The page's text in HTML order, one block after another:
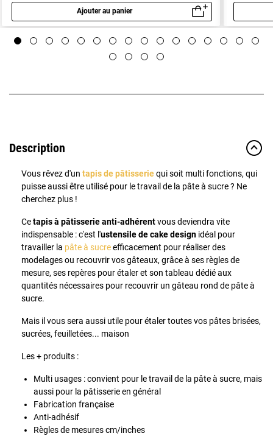
Ajouter au panier
Aperçu rapide
Description
Vous rêvez d'un tapis de pâtisseriequi soit multi fonctions, qui
puisse aussi être utilisé pour le travail de la pâte à sucre ? Ne
cherchez plus !
Cetapis à pâtisserie anti-adhérentvous deviendra vite
indispensable : c'est l'ustensile de cake design idéal pour
travailler la pâte à sucreefficacement pour réaliser des
modelages ou recouvrir vos gâteaux, grâce à ses règles de
mesure, ses repères pour étaler et son tableau dédié aux
quantités nécessaires pour recouvrir un gâteau rond de pâte à
sucre.
Mais il vous sera aussi utile pour étaler toutes vos pâtes brisées,
sucrées, feuilletées... maison
Les + produits :
Multi usages : convient pour le travail de la pâte à sucre, mais
aussi pour la pâtisserie en général
Fabrication française
Anti-adhésif
Règles de mesures cm/inches